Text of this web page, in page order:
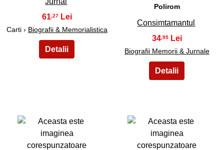
61 ,27
Carti › Biografii & Memorialistica
Polirom
Consimtamantul
34,95
Biografii Memorii & Jurnale